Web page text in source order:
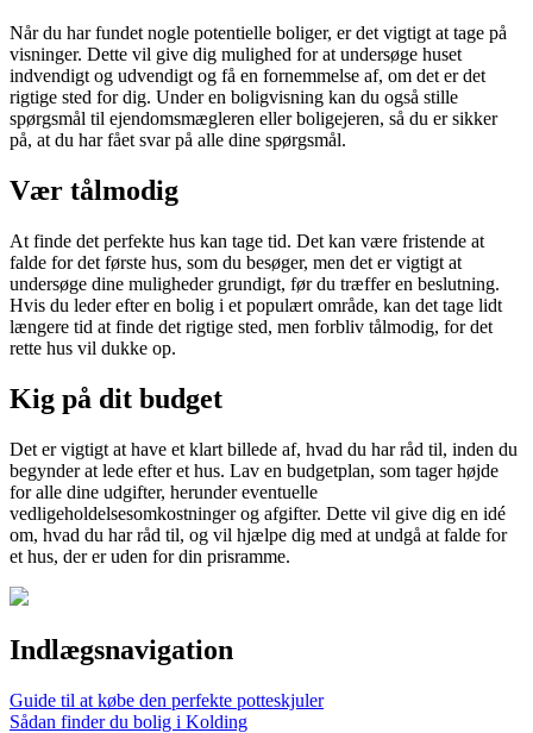
Når du har fundet nogle potentielle boliger, er det vigtigt at tage på
visninger. Dette vil give dig mulighed for at undersøge huset
indvendigt og udvendigt og få en fornemmelse af, om det er det
rigtige sted for dig. Under en boligvisning kan du også stille
spørgsmål til ejendomsmægleren eller boligejeren, så du er sikker
på, at du har fået svar på alle dine spørgsmål.
Vær tålmodig
At finde det perfekte hus kan tage tid. Det kan være fristende at
falde for det første hus, som du besøger, men det er vigtigt at
undersøge dine muligheder grundigt, før du træffer en beslutning.
Hvis du leder efter en bolig i et populært område, kan det tage lidt
længere tid at finde det rigtige sted, men forbliv tålmodig, for det
rette hus vil dukke op.
Kig på dit budget
Det er vigtigt at have et klart billede af, hvad du har råd til, inden du
begynder at lede efter et hus. Lav en budgetplan, som tager højde
for alle dine udgifter, herunder eventuelle
vedligeholdelsesomkostninger og afgifter. Dette vil give dig en idé
om, hvad du har råd til, og vil hjælpe dig med at undgå at falde for
et hus, der er uden for din prisramme.
Indlægsnavigation
Guide til at købe den perfekte potteskjuler
Sådan finder du bolig i Kolding